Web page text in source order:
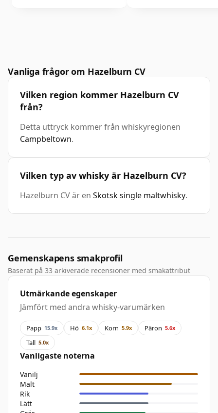
Vanliga frågor om Hazelburn CV
Vilken region kommer Hazelburn CV
från?
Detta uttryck kommer från whiskyregionen
Campbeltown.
Vilken typ av whisky är Hazelburn CV?
Hazelburn CV är en Skotsk single maltwhisky.
Gemenskapens smakprofil
Baserat på 33 arkiverade recensioner med smakattribut
Utmärkande egenskaper
Jämfört med andra whisky-varumärken
Papp 15.9x Hö 6.1x Korn 5.9x Päron 5.6x
Tall 5.0x
Vanligaste noterna
Vanilj
Malt
Rik
Lätt